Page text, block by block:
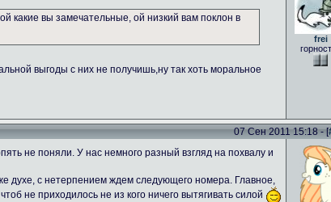
какие вы замечательные, ой низкий вам поклон в
выгоды с них не получишь,ну так хоть моральное
frei
07 Сен 2011 15:18 - [
не поняли. У нас немного разный взгляд на похвалу и
с нетерпением ждем следующего номера. Главное,
не приходилось не из кого ничего вытягивать силой